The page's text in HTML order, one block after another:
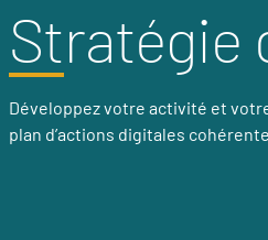
Stratégie
Développez votre activité et
plan d’actions digitales